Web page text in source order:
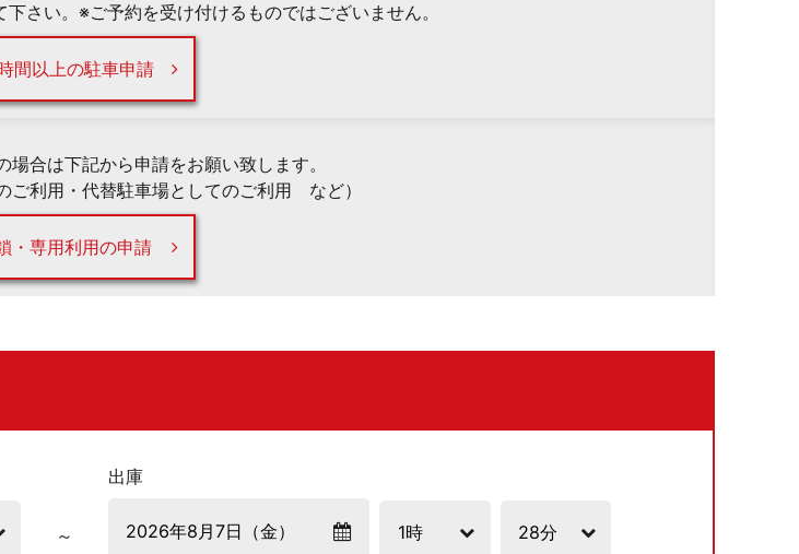
さい。※ご予約を受け付けるものではございません。
間以上の駐車申請
合は下記から申請をお願い致します。
ご利用・代替駐車場としてのご利用 など）
・専用利用の申請
出庫